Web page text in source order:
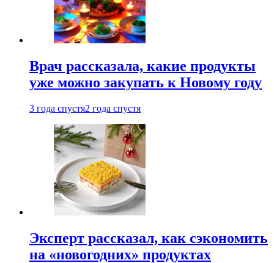
Врач рассказала, какие продукты
уже можно закупать к Новому году
3 года спустя2 года спустя
Эксперт рассказал, как сэкономить
на «новогодних» продуктах